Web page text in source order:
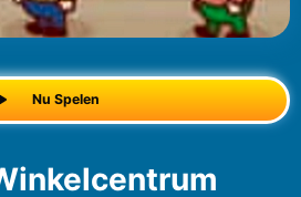
Nu Spelen